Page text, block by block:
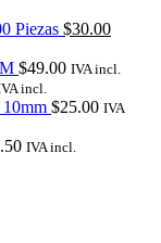
Piezas $30.00
$49.00 IVA incl.
incl.
$25.00 IVA
IVA incl.